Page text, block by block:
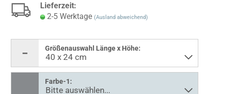
Passwort vergessen?
Lieferzeit:
2-5 Werktage (Ausland abweichend)
Größenauswahl Länge x Höhe:
Farbe-1: